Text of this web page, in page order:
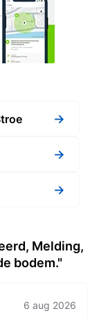
→
→
→
Melding,
bodem."
6 aug 2026